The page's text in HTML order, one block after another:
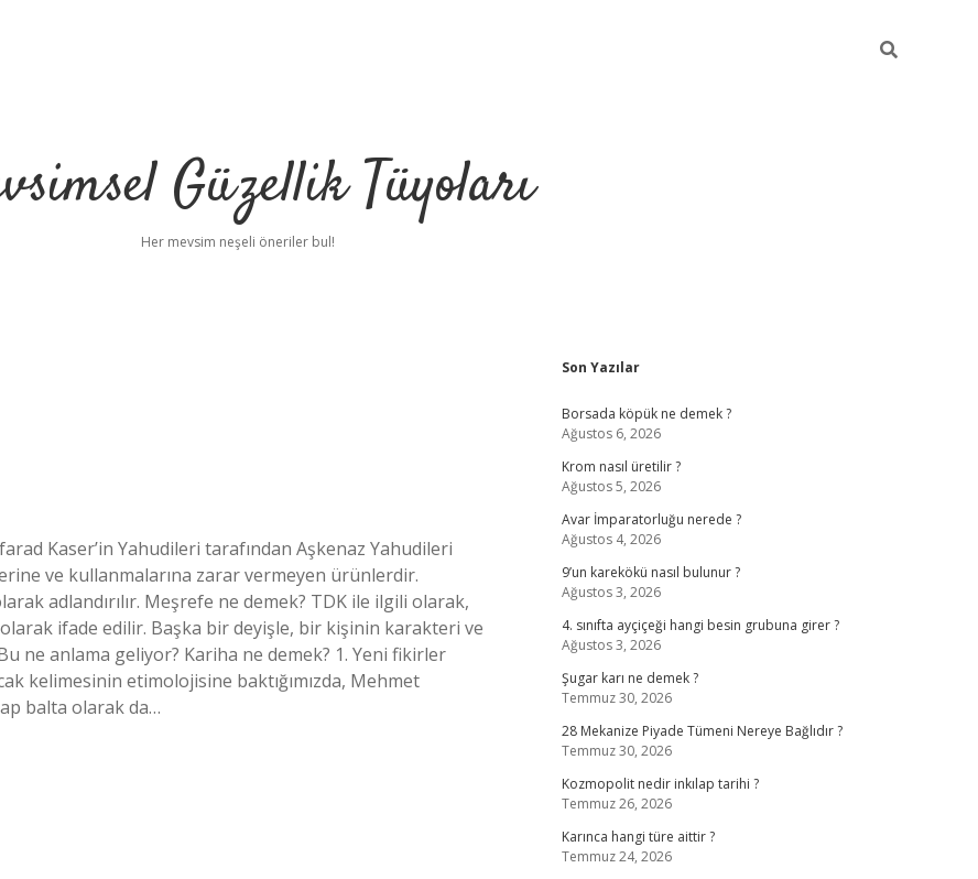
Güzellik Tüyoları
Her mevsim neşeli öneriler bul!
ve kullanmalarına zarar vermeyen ürünlerdir.
adlandırılır. Meşrefe ne demek? TDK ile ilgili olarak,
olarak ifade edilir. Başka bir deyişle, bir kişinin karakteri ve
ne anlama geliyor? Kariha ne demek? 1. Yeni fikirler
kelimesinin etimolojisine baktığımızda, Mehmet
balta olarak da…
Sidebar
Son Yazılar
Borsada köpük ne demek ?
Ağustos 6, 2026
Krom nasıl üretilir ?
Ağustos 5, 2026
Avar İmparatorluğu nerede ?
Ağustos 4, 2026
9’un karekökü nasıl bulunur ?
Ağustos 3, 2026
4. sınıfta ayçiçeği hangi besin grubuna girer ?
Ağustos 3, 2026
Şugar karı ne demek ?
Temmuz 30, 2026
28 Mekanize Piyade Tümeni Nereye Bağlıdır ?
Temmuz 30, 2026
Kozmopolit nedir inkılap tarihi ?
Temmuz 26, 2026
Karınca hangi türe aittir ?
Temmuz 24, 2026
hiltonbet giriş